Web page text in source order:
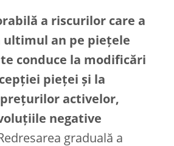
a riscurilor care a
an pe piețele
conduce la modificări
pieței și la
activelor,
negative
graduală a